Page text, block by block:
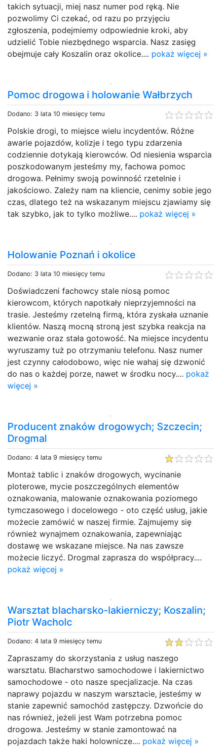
takich sytuacji, miej nasz numer pod ręką. Nie
pozwolimy Ci czekać, od razu po przyjęciu
zgłoszenia, podejmiemy odpowiednie kroki, aby
udzielić Tobie niezbędnego wsparcia. Nasz zasięg
obejmuje cały Koszalin oraz okolice.... pokaż więcej »
Pomoc drogowa i holowanie Wałbrzych
Dodano: 3 lata 10 miesięcy temu
Polskie drogi, to miejsce wielu incydentów. Różne
awarie pojazdów, kolizje i tego typu zdarzenia
codziennie dotykają kierowców. Od niesienia wsparcia
poszkodowanym jesteśmy my, fachowa pomoc
drogowa. Pełnimy swoją powinność rzetelnie i
jakościowo. Zależy nam na kliencie, cenimy sobie jego
czas, dlatego też na wskazanym miejscu zjawiamy się
tak szybko, jak to tylko możliwe.... pokaż więcej »
Holowanie Poznań i okolice
Dodano: 3 lata 10 miesięcy temu
Doświadczeni fachowcy stale niosą pomoc
kierowcom, których napotkały nieprzyjemności na
trasie. Jesteśmy rzetelną firmą, która zyskała uznanie
klientów. Naszą mocną stroną jest szybka reakcja na
wezwanie oraz stała gotowość. Na miejsce incydentu
wyruszamy tuż po otrzymaniu telefonu. Nasz numer
jest czynny całodobowo, więc nie wahaj się dzwonić
do nas o każdej porze, nawet w środku nocy.... pokaż
więcej »
Producent znaków drogowych; Szczecin;
Drogmal
Dodano: 4 lata 9 miesięcy temu
Montaż tablic i znaków drogowych, wycinanie
ploterowe, mycie poszczególnych elementów
oznakowania, malowanie oznakowania poziomego
tymczasowego i docelowego - oto część usług, jakie
możecie zamówić w naszej firmie. Zajmujemy się
również wynajmem oznakowania, zapewniając
dostawę we wskazane miejsce. Na nas zawsze
możecie liczyć. Drogmal zaprasza do współpracy....
pokaż więcej »
Warsztat blacharsko-lakierniczy; Koszalin;
Piotr Wacholc
Dodano: 4 lata 9 miesięcy temu
Zapraszamy do skorzystania z usług naszego
warsztatu. Blacharstwo samochodowe i lakiernictwo
samochodowe - oto nasze specjalizacje. Na czas
naprawy pojazdu w naszym warsztacie, jesteśmy w
stanie zapewnić samochód zastępczy. Dzwońcie do
nas również, jeżeli jest Wam potrzebna pomoc
drogowa. Jesteśmy w stanie zamontować na
pojazdach także haki holownicze.... pokaż więcej »